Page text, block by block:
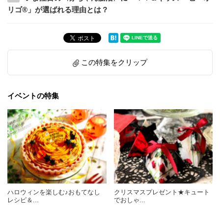
リゴ®」が選ばれる理由とは？
この特集をクリップ
イベントの特集
ハロウィンを楽しむ♪おもてなし
レシピ＆...
クリスマスプレゼント★キュート
でおしゃ...